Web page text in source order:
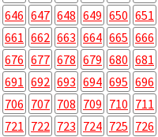
646 647 648 649 650 651
661 662 663 664 665 666
676 677 678 679 680 681
691 692 693 694 695 696
706 707 708 709 710 711
721 722 723 724 725 726